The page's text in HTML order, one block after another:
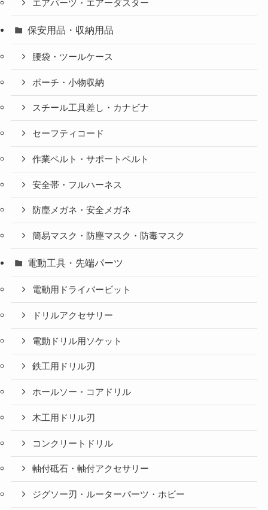
エアパーツ・エアーダスター
保安用品・収納用品
腰袋・ツールケース
ポーチ・小物収納
スチール工具差し・カナビナ
セーフティコード
作業ベルト・サポートベルト
安全帯・フルハーネス
防塵メガネ・安全メガネ
簡易マスク・防塵マスク・防毒マスク
電動工具・先端パーツ
電動用ドライバービット
ドリルアクセサリー
電動ドリル用ソケット
鉄工用ドリル刃
ホールソー・コアドリル
木工用ドリル刃
コンクリートドリル
軸付砥石・軸付アクセサリー
ジグソー刃・ルーターパーツ・ホビー